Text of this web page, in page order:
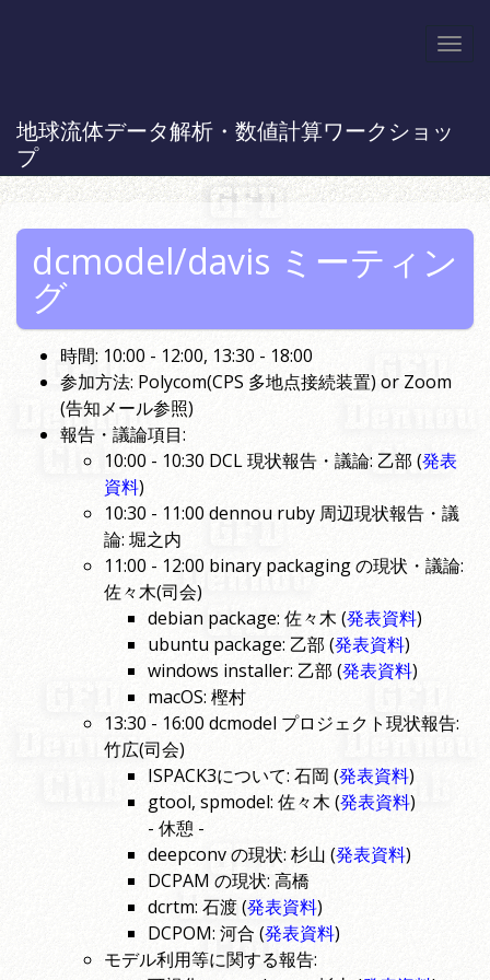
地球流体データ解析・数値計算ワークショッ
プ
dcmodel/davis ミーティン
グ
時間: 10:00 - 12:00, 13:30 - 18:00
参加方法: Polycom(CPS 多地点接続装置) or Zoom
(告知メール参照)
報告・議論項目:
10:00 - 10:30 DCL 現状報告・議論: 乙部 (発表
資料)
10:30 - 11:00 dennou ruby 周辺現状報告・議
論: 堀之内
11:00 - 12:00 binary packaging の現状・議論:
佐々木(司会)
debian package: 佐々木 (発表資料)
ubuntu package: 乙部 (発表資料)
windows installer: 乙部 (発表資料)
macOS: 樫村
13:30 - 16:00 dcmodel プロジェクト現状報告:
竹広(司会)
ISPACK3について: 石岡 (発表資料)
gtool, spmodel: 佐々木 (発表資料)
- 休憩 -
deepconv の現状: 杉山 (発表資料)
DCPAM の現状: 高橋
dcrtm: 石渡 (発表資料)
DCPOM: 河合 (発表資料)
モデル利用等に関する報告: